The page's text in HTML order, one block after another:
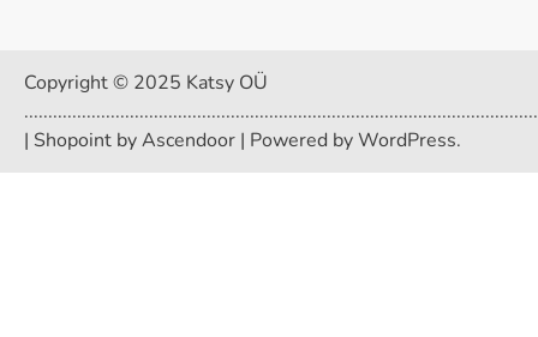
Copyright © 2025 Katsy OÜ
| Shopoint byAscendoor | Powered byWordPress.